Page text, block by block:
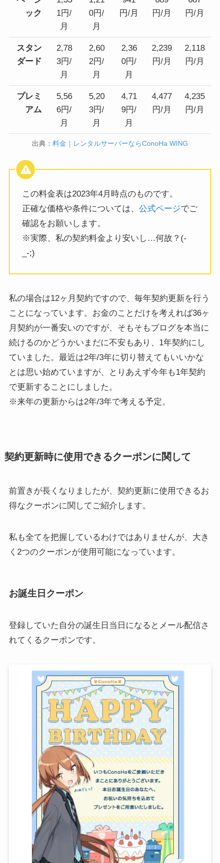
ック
1円/
月
0円/
月
円/月
円/月
円/月
スタン
ダード
2,78
3円/
月
2,60
2円/
月
2,36
0円/
月
2,239
円/月
2,118
円/月
プレミ
アム
5,56
6円/
月
5,20
3円/
月
4,71
9円/
月
4,477
円/月
4,235
円/月
出典： 料金｜レンタルサーバーならConoHa WING
この料金表は2023年4月時点のものです。
正確な価格や条件については、公式ページでご
確認をお願いします。
※実際、私の契約料金より安いし…何故？(-
_-;)
私の場合は12ヶ月契約ですので、毎年契約更新を行う
ことになっています。お金のことだけを考えれば36ヶ
月契約が一番安いのですが、そもそもブログを本当に
続けるのかどうかいまだに不安もあり、1年契約にし
ていました。最近は2年/3年に切り替えてもいいかな
とは思い始めていますが、とりあえず今年も1年契約
で更新することにしました。
※来年の更新からは2年/3年で考える予定。
契約更新時に使用できるクーポンに関して
前置きが長くなりましたが、契約更新に使用できるお
得なクーポンに関してご紹介します。
私も全てを把握しているわけではありませんが、大き
く2つのクーポンが使用可能になっています。
お誕生日クーポン
登録していた自分の誕生日当日になるとメール配信さ
れてくるクーポンです。